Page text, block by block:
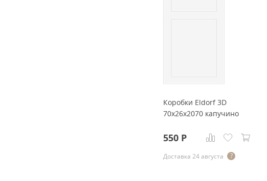
Коробки Eldorf 3D
70x26x2070 капучино
550 Р
Доставка 24 августа